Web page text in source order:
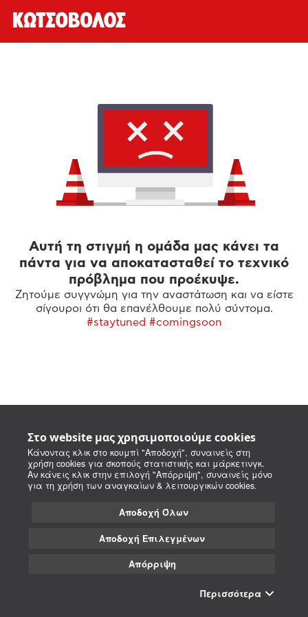
Στο website μας χρησιμοποιούμε cookies
Κάνοντας κλικ στο κουμπί "Αποδοχή", συναινείς στη
χρήση cookies για σκοπούς στατιστικής και μάρκετινγκ.
Αν κάνεις κλικ στην επιλογή "Απόρριψη", συναινείς μόνο
για τη χρήση των αναγκαίων & λειτουργικών cookies.
Αποδοχή Όλων
Αποδοχή Επιλεγμένων
Απόρριψη
Περισσότερα
Αυτή τη στιγμή η ομάδα μας κάνει τα
πάντα για να αποκατασταθεί το τεχνικό
πρόβλημα που προέκυψε.
Ζητούμε συγγνώμη για την αναστάτωση και να είστε
σίγουροι ότι θα επανέλθουμε πολύ σύντομα.
#staytuned #comingsoon